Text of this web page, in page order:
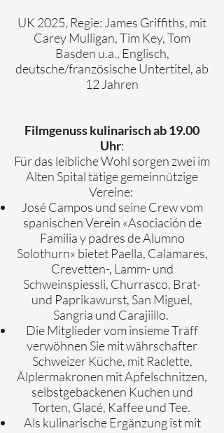
UK 2025, Regie: James Griffiths, mit
Carey Mulligan, Tim Key, Tom
Basden u.a., Englisch,
deutsche/französische Untertitel, ab
12 Jahren
Filmgenuss kulinarisch ab 19.00
Uhr:
Für das leibliche Wohl sorgen zwei im
Alten Spital tätige gemeinnützige
Vereine:
José Campos und seine Crew vom
spanischen Verein «Asociación de
Familia y padres de Alumno
Solothurn» bietet Paella, Calamares,
Crevetten-, Lamm- und
Schweinspiessli, Churrasco, Brat-
und Paprikawurst, San Miguel,
Sangria und Carajiillo.
Die Mitglieder vom insieme Träff
verwöhnen Sie mit währschafter
Schweizer Küche, mit Raclette,
Älplermakronen mit Apfelschnitzen,
selbstgebackenen Kuchen und
Torten, Glacé, Kaffee und Tee.
Als kulinarische Ergänzung ist mit